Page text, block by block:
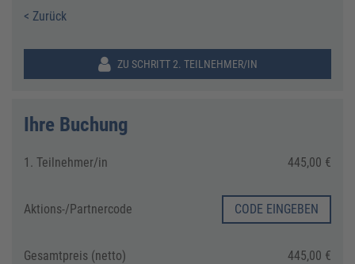
< Zurück
ZU SCHRITT 2. TEILNEHMER/IN
Ihre Buchung
1. Teilnehmer/in 445,00 €
Aktions-/Partnercode CODE EINGEBEN
Gesamtpreis (netto)
445,00 €